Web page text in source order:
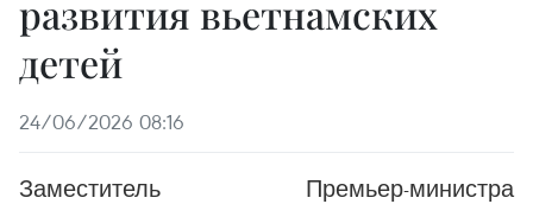
развития вьетнамских
детей
24/06/2026 08:16
Заместитель Премьер-министра